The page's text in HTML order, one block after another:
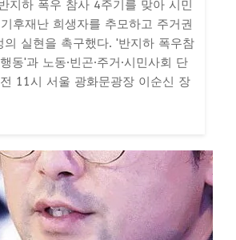
지하 폭우 참사 4주기를 맞아 시민
후재난 희생자를 추모하고 주거권
의 실현을 촉구했다. '반지하 폭우참
동'과 노동·빈곤·주거·시민사회 단
11시 서울 광화문광장 이순신 장